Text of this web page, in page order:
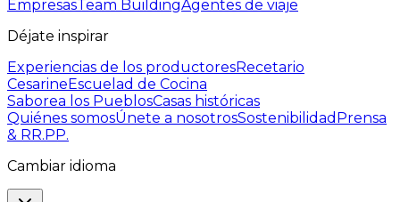
Empresas Team BuildingAgentes de viaje
Déjate inspirar
Experiencias de los productoresRecetario
CesarineEscuelad de Cocina
Saborea los PueblosCasas históricas
Quiénes somosÚnete a nosotrosSostenibilidad Prensa
& RR.PP.
Cambiar idioma